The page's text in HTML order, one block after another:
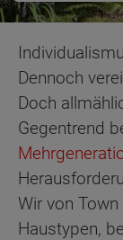
Dennoch
Doch
Gegentrend
Wir von
Haustypen,